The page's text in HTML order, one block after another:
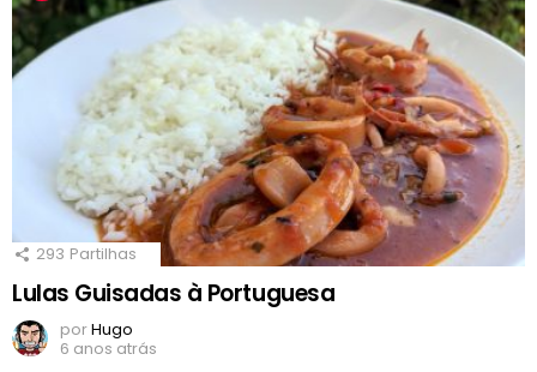
293 Partilhas
Lulas Guisadas à Portuguesa
porHugo
6 anos atrás